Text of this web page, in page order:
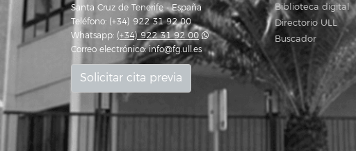
Santa Cruz de Tenerife - España
Teléfono: (+34) 922 31 92 00
Whatsapp: (+34) 922 31 92 00
Correo electrónico:info@fg.ull.es
Solicitar cita previa
Biblioteca digital
Directorio ULL
Buscador